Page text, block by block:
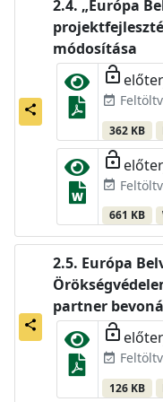
share
„Európa
módosítása
lock_open
event_available
362 KB
lock_open
event_available
661 KB
share
Európa
partner
lock_open
event_available
126 KB